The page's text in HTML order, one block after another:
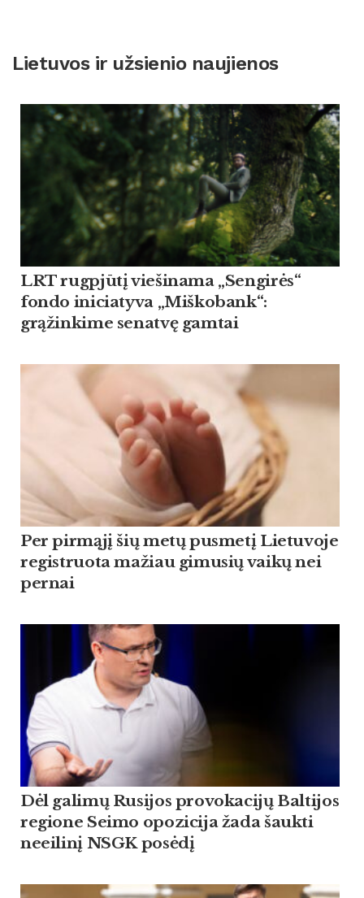
Lietuvos ir užsienio naujienos
LRT rugpjūtį viešinama „Sengirės“
fondo iniciatyva „Miškobank“:
grąžinkime senatvę gamtai
Per pirmąjį šių metų pusmetį Lietuvoje
registruota mažiau gimusių vaikų nei
pernai
Dėl galimų Rusijos provokacijų Baltijos
regione Seimo opozicija žada šaukti
neeilinį NSGK posėdį